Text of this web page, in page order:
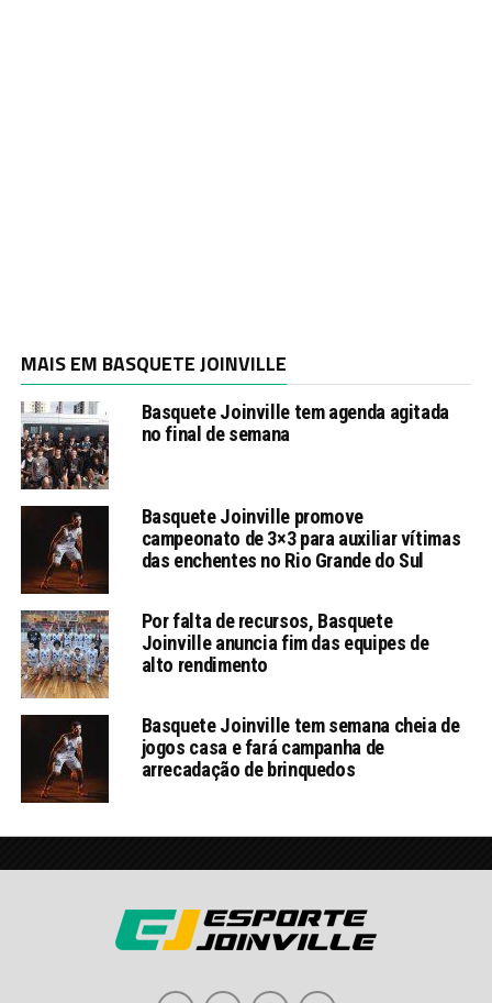
MAIS EM BASQUETE JOINVILLE
Basquete Joinville tem agenda agitada
no final de semana
Basquete Joinville promove
campeonato de 3×3 para auxiliar vítimas
das enchentes no Rio Grande do Sul
Por falta de recursos, Basquete
Joinville anuncia fim das equipes de
alto rendimento
Basquete Joinville tem semana cheia de
jogos casa e fará campanha de
arrecadação de brinquedos